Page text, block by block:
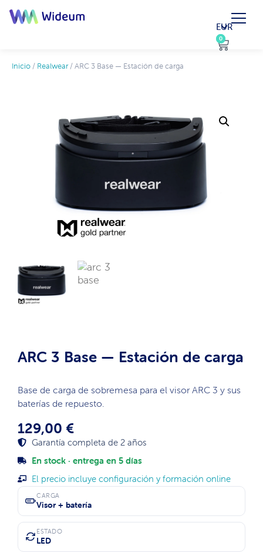
EUR
0
0
Inicio / Realwear/ ARC 3 Base — Estación de carga
ARC 3 Base — Estación de carga
Base de carga de sobremesa para el visor ARC 3 y sus
baterías de repuesto.
129,00 €
Garantía completa de 2 años
En stock · entrega en 5 días
El precio incluye configuración y formación online
CARGA
Visor + batería
ESTADO
LED